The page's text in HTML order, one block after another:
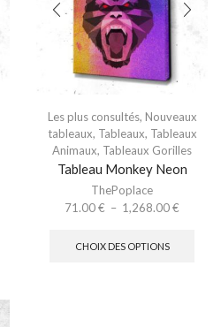
Les plus consultés, Nouveaux
tableaux, Tableaux, Tableaux
Animaux, Tableaux Gorilles
Tableau Monkey Neon
ThePoplace
71.00€ – 1,268.00€
CHOIX DES OPTIONS